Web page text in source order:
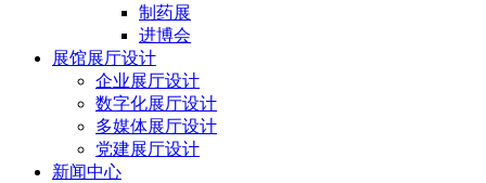
制药展
进博会
展馆展厅设计
企业展厅设计
数字化展厅设计
多媒体展厅设计
党建展厅设计
新闻中心